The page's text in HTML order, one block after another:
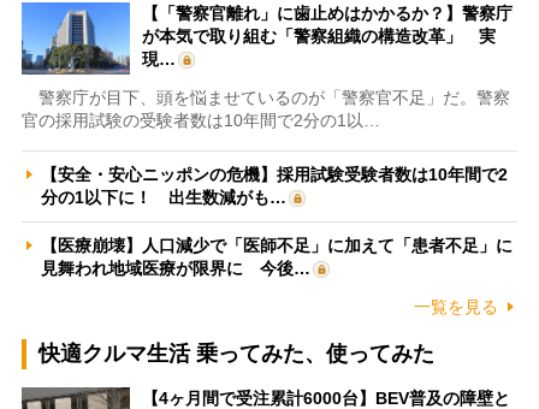
【「警察官離れ」に歯止めはかかるか？】警察庁
が本気で取り組む「警察組織の構造改革」 実
現…
警察庁が目下、頭を悩ませているのが「警察官不足」だ。警察
官の採用試験の受験者数は10年間で2分の1以…
【安全・安心ニッポンの危機】採用試験受験者数は10年間で2
分の1以下に！ 出生数減がも…
【医療崩壊】人口減少で「医師不足」に加えて「患者不足」に
見舞われ地域医療が限界に 今後…
一覧を見る
快適クルマ生活 乗ってみた、使ってみた
【4ヶ月間で受注累計6000台】BEV普及の障壁と